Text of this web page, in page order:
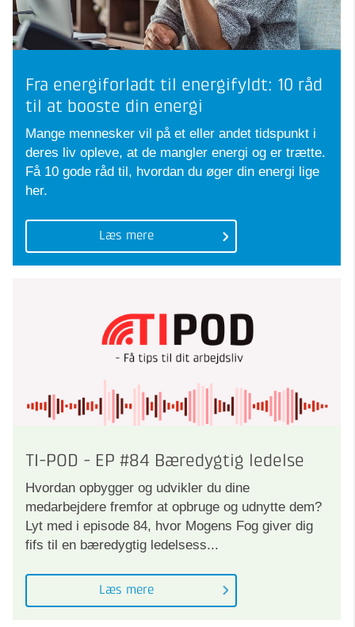
Fra energiforladt til energifyldt: 10 råd
til at booste din energi
Mange mennesker vil på et eller andet tidspunkt i
deres liv opleve, at de mangler energi og er trætte.
Få 10 gode råd til, hvordan du øger din energi lige
her.
Læs mere
TI-POD - EP #84 Bæredygtig ledelse
Hvordan opbygger og udvikler du dine
medarbejdere fremfor at opbruge og udnytte dem?
Lyt med i episode 84, hvor Mogens Fog giver dig
fifs til en bæredygtig ledelsess...
Læs mere